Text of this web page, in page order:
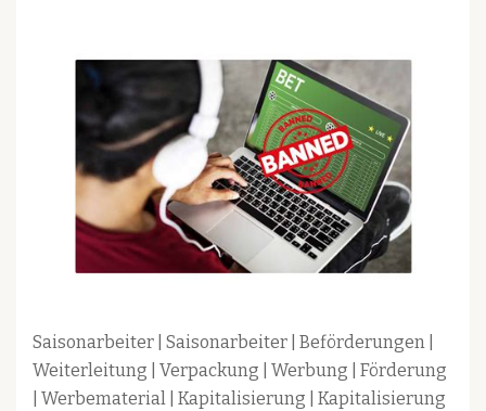
Saisonarbeiter | Saisonarbeiter | Beförderungen |
Weiterleitung | Verpackung | Werbung | Förderung
| Werbematerial | Kapitalisierung | Kapitalisierung